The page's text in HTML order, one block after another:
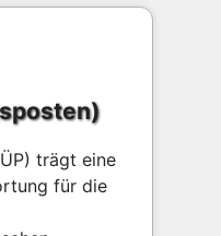
trägt eine
für die